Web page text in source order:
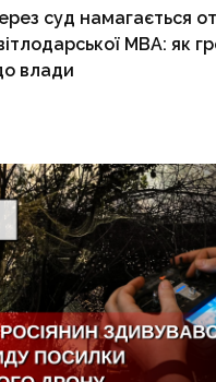
суд намагається
МВА: як
влади